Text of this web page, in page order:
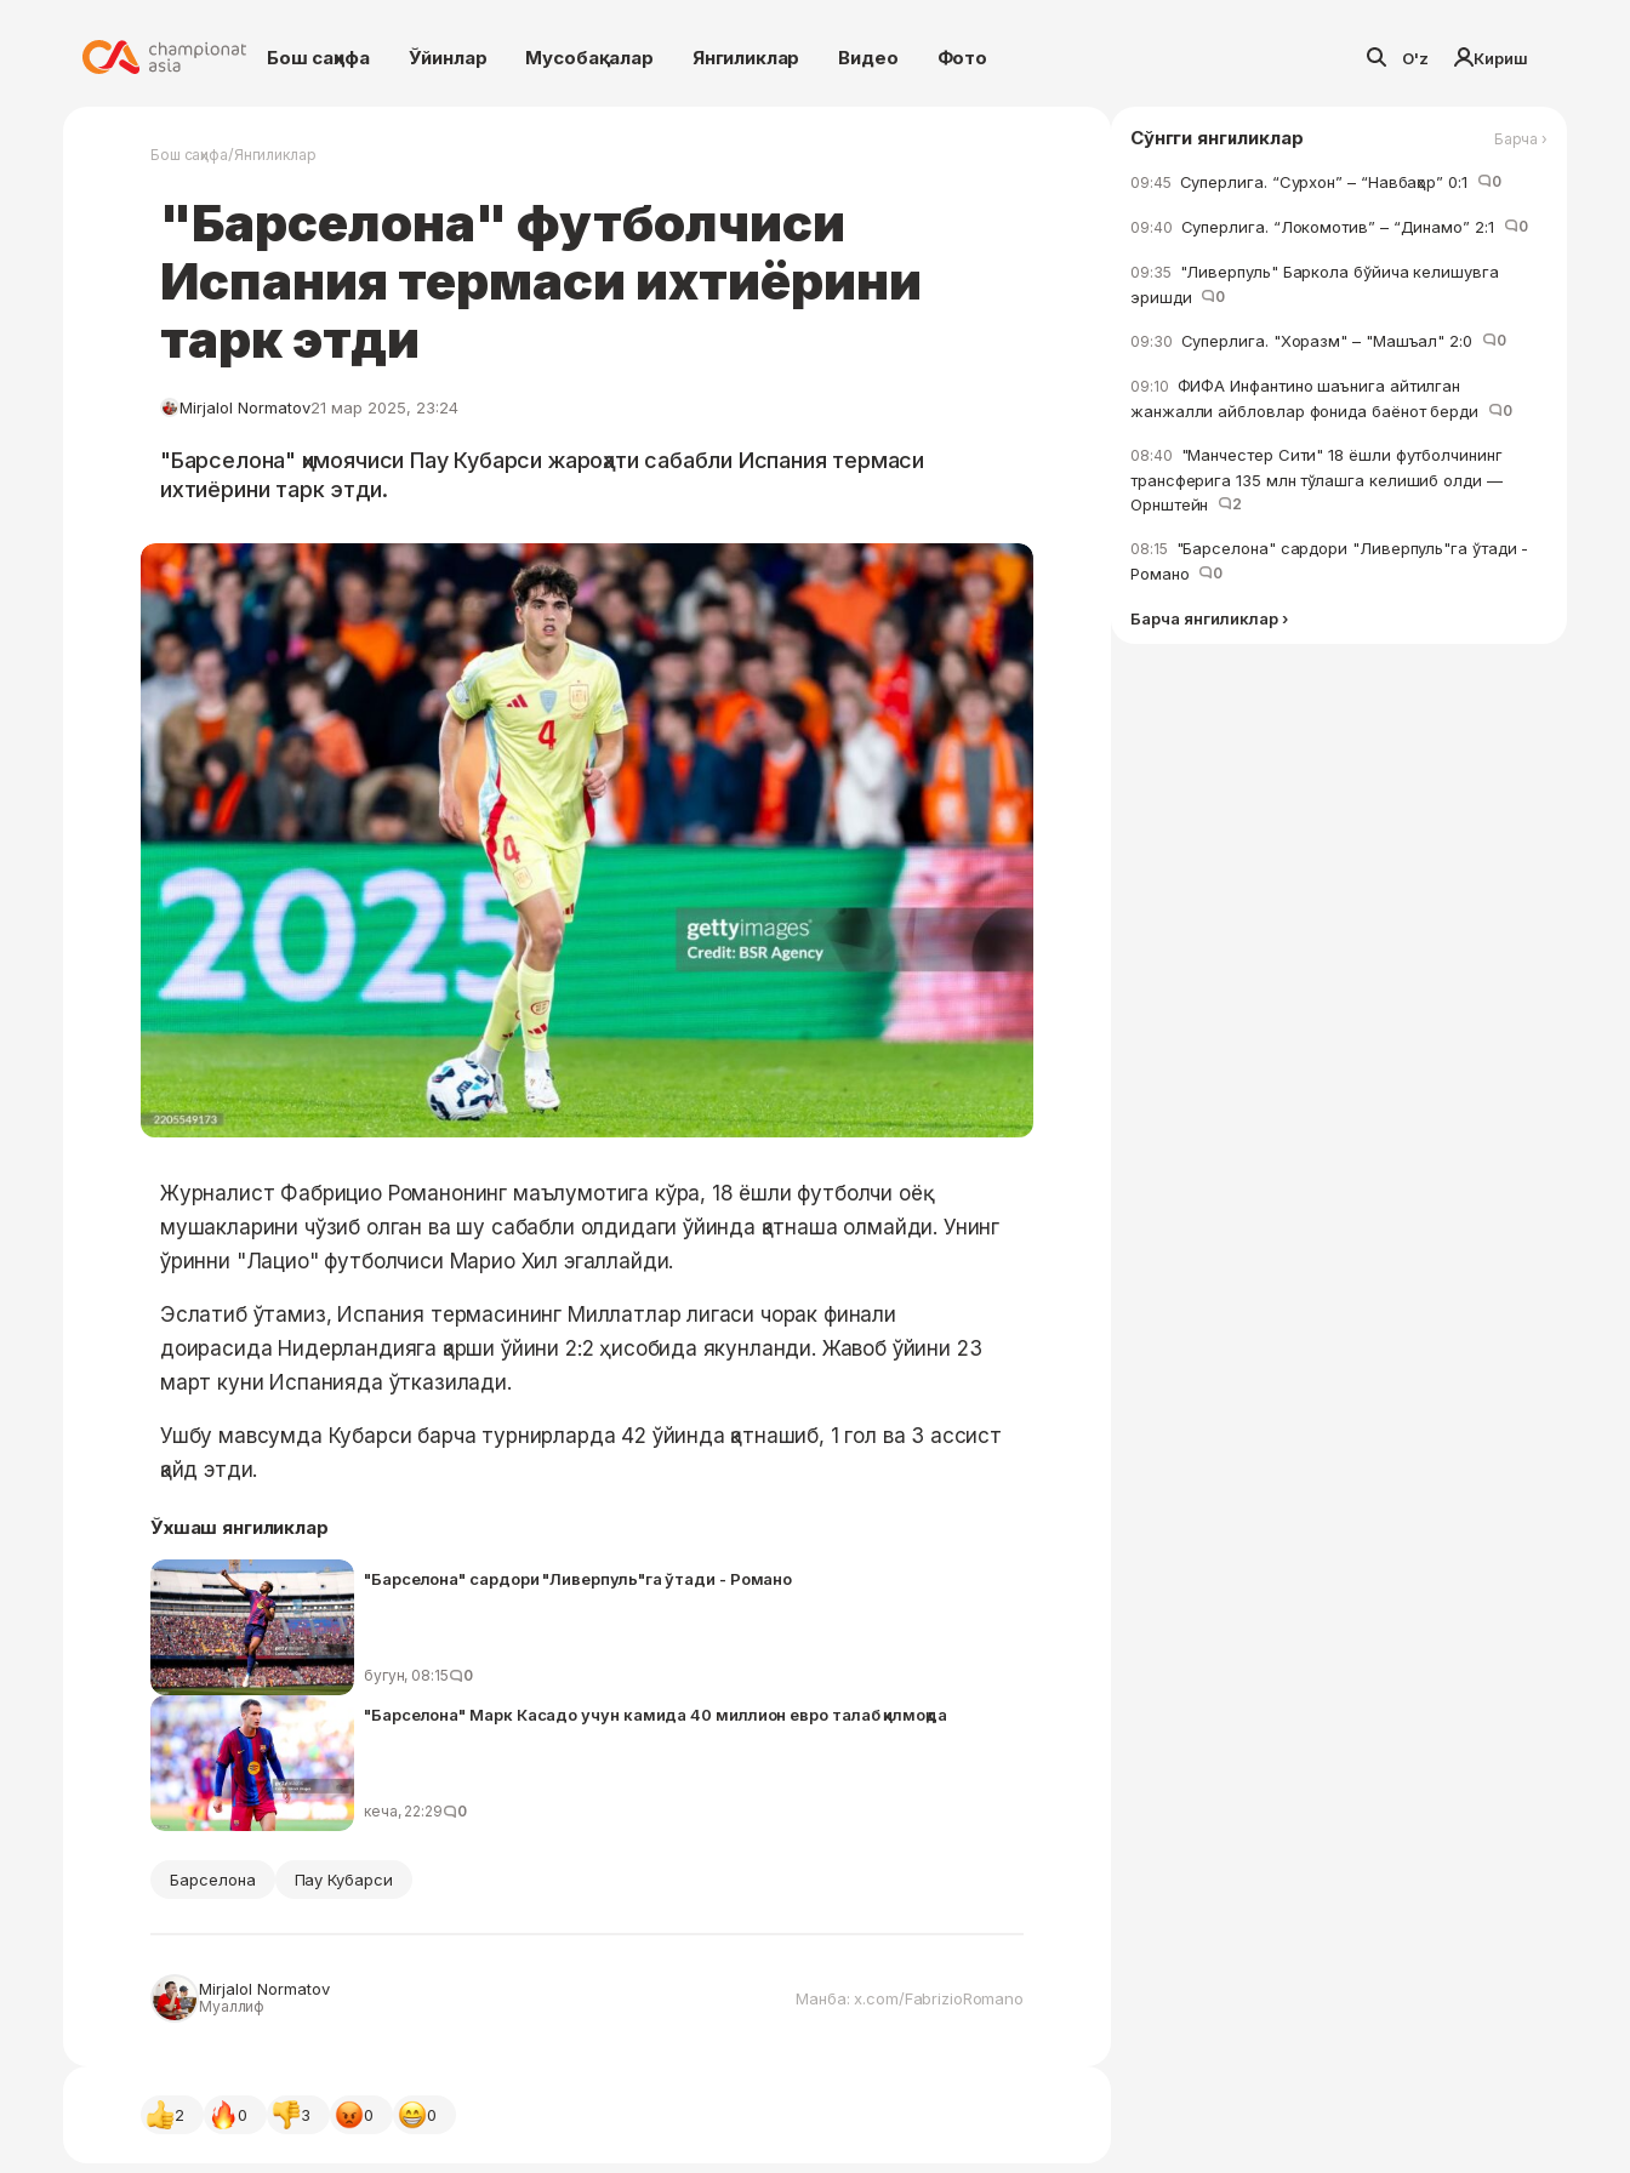
Бош саҳифа Ўйинлар Мусобақалар Янгиликлар Видео Фото O'z Кириш
Бош саҳифа/Янгиликлар
"Барселона" футболчиси
Испания термаси ихтиёрини
тарк этди
Mirjalol Normatov21 мар 2025, 23:24
"Барселона" ҳимоячиси Пау Кубарси жароҳати сабабли Испания термаси
ихтиёрини тарк этди.
Журналист Фабрицио Романонинг маълумотига кўра, 18 ёшли футболчи оёқ
мушакларини чўзиб олган ва шу сабабли олдидаги ўйинда қатнаша олмайди. Унинг
ўринни "Лацио" футболчиси Марио Хил эгаллайди.
Эслатиб ўтамиз, Испания термасининг Миллатлар лигаси чорак финали
доирасида Нидерландияга қарши ўйини 2:2 ҳисобида якунланди. Жавоб ўйини 23
март куни Испанияда ўтказилади.
Ушбу мавсумда Кубарси барча турнирларда 42 ўйинда қатнашиб, 1 гол ва 3 ассист
қайд этди.
Ўхшаш янгиликлар
"Барселона" сардори "Ливерпуль"га ўтади - Романо
бугун, 08:15 0
"Барселона" Марк Касадо учун камида 40 миллион евро талаб қилмоқда
кеча, 22:29 0
Барселона Пау Кубарси
Mirjalol Normatov
Муаллиф Манба: x.com/FabrizioRomano
2 0 3 0 0
Сўнгги янгиликлар Барча ›
09:45 Суперлига. “Сурхон” – “Навбаҳор” 0:1 0
09:40 Суперлига. “Локомотив” – “Динамо” 2:1 0
09:35 "Ливерпуль" Баркола бўйича келишувга
эришди
0
09:30 Суперлига. "Хоразм" – "Машъал" 2:0 0
09:10 ФИФА Инфантино шаънига айтилган
жанжалли айбловлар фонида баёнот берди
0
08:40 "Манчестер Сити" 18 ёшли футболчининг
трансферига 135 млн тўлашга келишиб олди —
Орнштейн
2
08:15 "Барселона" сардори "Ливерпуль"га ўтади -
Романо
0
Барча янгиликлар ›